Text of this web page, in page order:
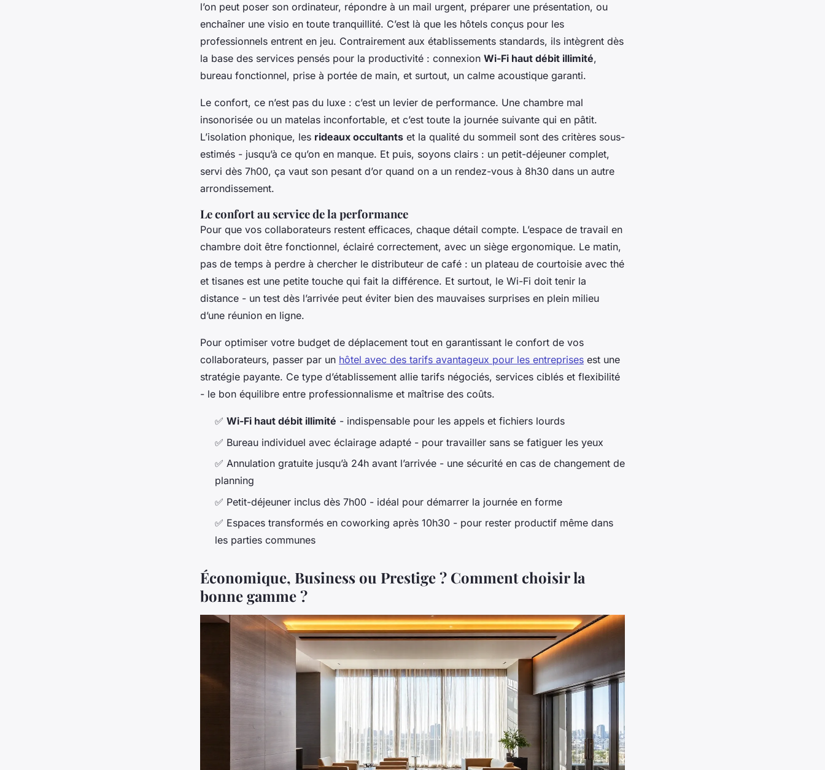
l’on peut poser son ordinateur, répondre à un mail urgent, préparer une présentation, ou
enchaîner une visio en toute tranquillité. C’est là que les hôtels conçus pour les
professionnels entrent en jeu. Contrairement aux établissements standards, ils intègrent dès
la base des services pensés pour la productivité : connexion Wi-Fi haut débit illimité,
bureau fonctionnel, prise à portée de main, et surtout, un calme acoustique garanti.
Le confort, ce n’est pas du luxe : c’est un levier de performance. Une chambre mal
insonorisée ou un matelas inconfortable, et c’est toute la journée suivante qui en pâtit.
L’isolation phonique, les rideaux occultants et la qualité du sommeil sont des critères sous-
estimés - jusqu’à ce qu’on en manque. Et puis, soyons clairs : un petit-déjeuner complet,
servi dès 7h00, ça vaut son pesant d’or quand on a un rendez-vous à 8h30 dans un autre
arrondissement.
Le confort au service de la performance
Pour que vos collaborateurs restent efficaces, chaque détail compte. L’espace de travail en
chambre doit être fonctionnel, éclairé correctement, avec un siège ergonomique. Le matin,
pas de temps à perdre à chercher le distributeur de café : un plateau de courtoisie avec thé
et tisanes est une petite touche qui fait la différence. Et surtout, le Wi-Fi doit tenir la
distance - un test dès l’arrivée peut éviter bien des mauvaises surprises en plein milieu
d’une réunion en ligne.
Pour optimiser votre budget de déplacement tout en garantissant le confort de vos
collaborateurs, passer par un hôtel avec des tarifs avantageux pour les entreprises est une
stratégie payante. Ce type d’établissement allie tarifs négociés, services ciblés et flexibilité
- le bon équilibre entre professionnalisme et maîtrise des coûts.
✅ Wi-Fi haut débit illimité - indispensable pour les appels et fichiers lourds
✅ Bureau individuel avec éclairage adapté - pour travailler sans se fatiguer les yeux
✅ Annulation gratuite jusqu’à 24h avant l’arrivée - une sécurité en cas de changement de
planning
✅ Petit-déjeuner inclus dès 7h00 - idéal pour démarrer la journée en forme
✅ Espaces transformés en coworking après 10h30 - pour rester productif même dans
les parties communes
Économique, Business ou Prestige ? Comment choisir la
bonne gamme ?